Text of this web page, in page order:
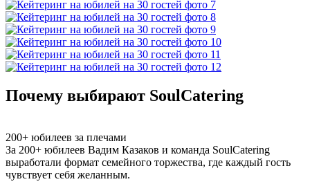
Почему выбирают SoulCatering
200+ юбилеев за плечами
За 200+ юбилеев Вадим Казаков и команда SoulCatering
выработали формат семейного торжества, где каждый гость
чувствует себя желанным.